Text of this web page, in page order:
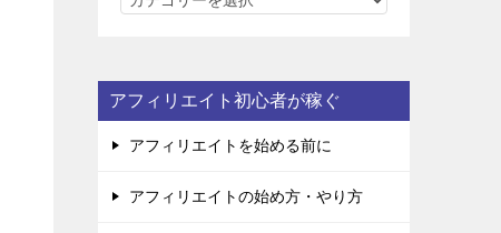
リ
ー
アフィリエイト初心者が稼ぐ
アフィリエイトを始める前に
アフィリエイトの始め方・やり方